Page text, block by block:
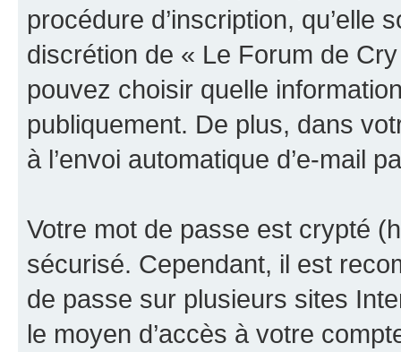
procédure d’inscription, qu’elle
discrétion de « Le Forum de
pouvez choisir quelle
publiquement. De plus, dans
à l’envoi automatique d’e-mail
Votre mot de passe est crypté
sécurisé. Cependant, il est
de passe sur plusieurs sites
le moyen d’accès à votre